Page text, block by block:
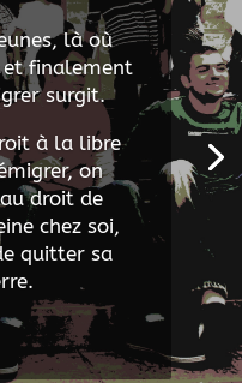
là où
et finalement
surgit.
à la libre
on
droit de
chez soi,
quitter sa